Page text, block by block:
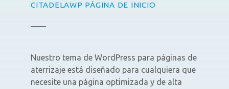
CITADELAWP PÁGINA DE INICIO
Nuestro tema de WordPress para páginas de
aterrizaje está diseñado para cualquiera que
necesite una página optimizada y de alta